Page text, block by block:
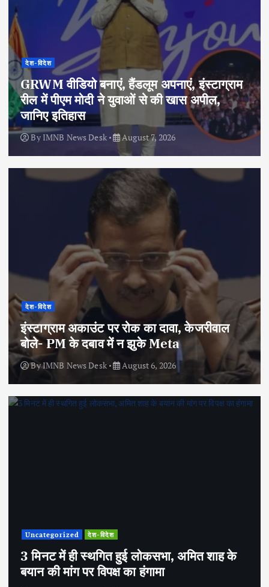
देश-विदेश
GRWM वीडियो बनाएं, हैंडलूम अपनाएं, इंस्टाग्राम
रील में पीएम मोदी ने युवाओं से की खास अपील,
जानिए इतिहास
By IMNB News Desk August 7, 2026
देश-विदेश
इंस्टाग्राम अकाउंट पर रोक का दावा, केजरीवाल
बोले- PM के दबाव में न झुके Meta
ByIMNB News Desk August 6, 2026
Uncategorized देश-विदेश
3 मिनट में ही स्थगित हुई लोकसभा, अमित शाह के
बयान की मांग पर विपक्ष का हंगामा